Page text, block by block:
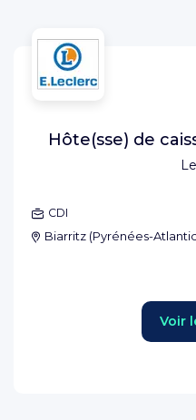
Hôte(sse) de
CDI
Biarritz (Pyrénées-
Voir